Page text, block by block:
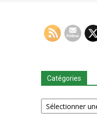
Catégories
Catégories